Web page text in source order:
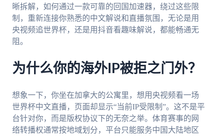
晰拆解，如何通过一款可靠的回国加速器，绕过这些限
制，重新连接你熟悉的中文解说和直播氛围，无论是用
央视频追世界杯，还是用抖音看趣味解说，都能畅通无
阻。
为什么你的海外IP被拒之门外？
想象一下，你坐在加拿大的公寓里，想用央视频看一场
世界杯中文直播，页面却显示“当前IP受限制”。这不是平
台针对你，而是版权协议下的无奈之举。体育赛事的网
络转播权通常按地域划分，平台只能服务中国大陆地区